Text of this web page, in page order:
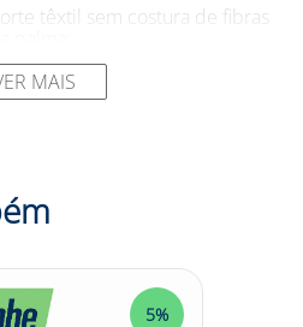
têxtil sem costura de fibras
ventilado;
contato com óleos e graxas;
palma, dorso e punho, contra
MAIS
5%